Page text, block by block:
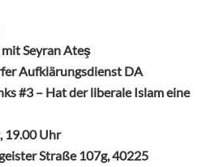
Seyran Ateş
Aufklärungsdienst DA
#3 – Hat der liberale Islam eine
19.00 Uhr
Straße 107g, 40225